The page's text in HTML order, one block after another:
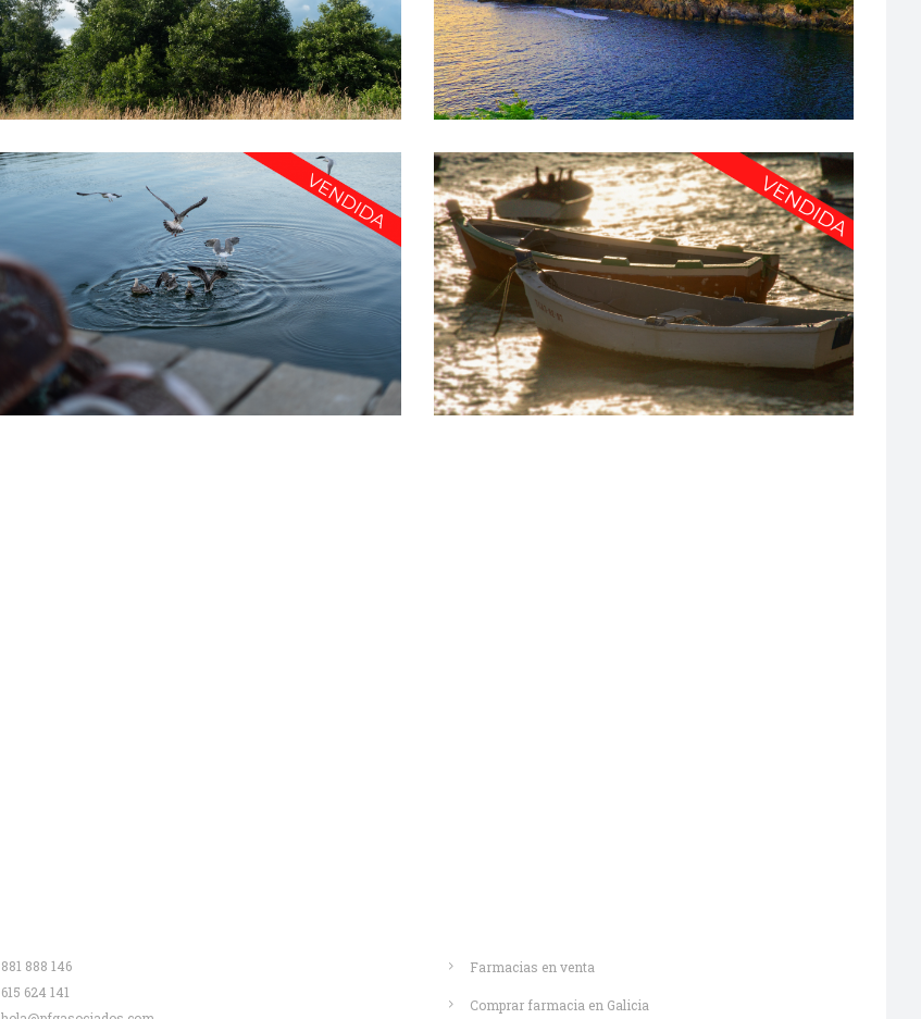
A Coruña·De 500.000€-750.000€· Farmacia semiurbana
A Coruña·De 500.000€-750.000€·Farmacia urbana
TU FARMACIA EN LA COSTA DE CORUÑA – PFG1394
A Coruña·De 1.000.000-1.500.000·Farmacia urbana
UN PASO MÁS EN TU TRAYECTORIA PROFESIONAL. ESTA
ES TU FARMACIA! – PFG1384
A Coruña·De 1.500.000-2.000.000·Farmacia urbana
881 888 146
615 624 141
Farmacias en venta
Comprar farmacia en Galicia